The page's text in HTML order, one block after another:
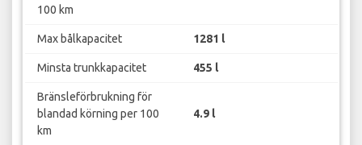
100 km
Max bålkapacitet 1281 l
Minsta trunkkapacitet 455 l
Bränsleförbrukning för
blandad körning per 100
km
4.9 l